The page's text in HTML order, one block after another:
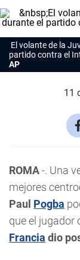
El volante de la
partido contra el
AP
11
ROMA-. Una
mejores
Paul Pogba
que el jugador
Francia dio